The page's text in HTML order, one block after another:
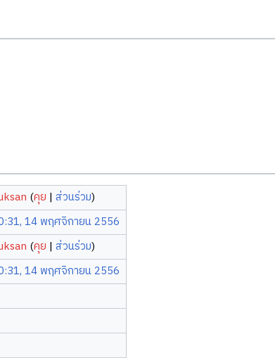
(คุย |ส่วนร่วม)
14 พฤศจิกายน 2556
(คุย |ส่วนร่วม)
14 พฤศจิกายน 2556